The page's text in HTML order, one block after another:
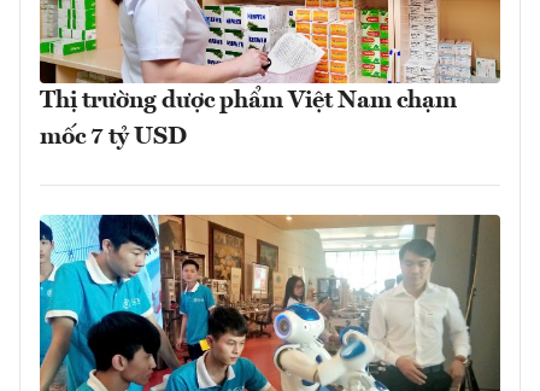
Thị trường dược phẩm Việt Nam chạm
mốc 7 tỷ USD